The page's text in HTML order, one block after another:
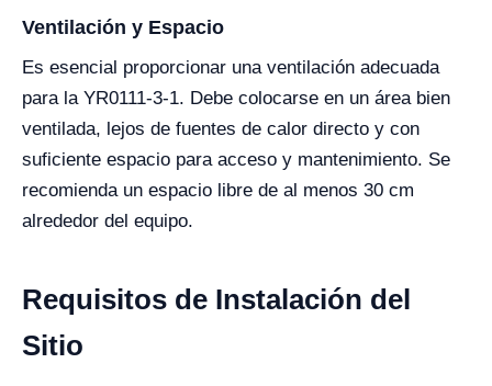
Ventilación y Espacio
Es esencial proporcionar una ventilación adecuada
para la YR0111-3-1. Debe colocarse en un área bien
ventilada, lejos de fuentes de calor directo y con
suficiente espacio para acceso y mantenimiento. Se
recomienda un espacio libre de al menos 30 cm
alrededor del equipo.
Requisitos de Instalación del
Sitio